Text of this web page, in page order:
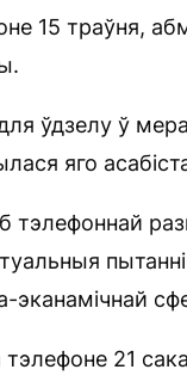
15 траўня,
ўдзелу ў
яго
тэлефоннай
эканамічнай
21